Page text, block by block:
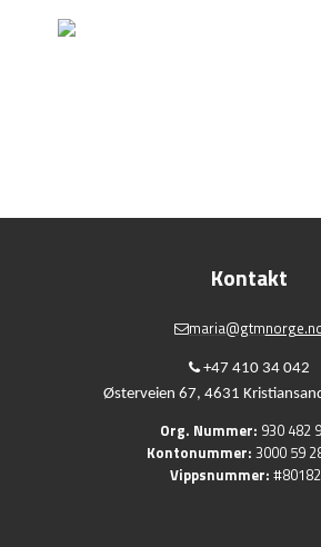
Kontakt
maria@gtm
+47 410 34 042
Østerveien 67, 4631
Org. Nummer: 930 482
Kontonummer: 3000 59
Vippsnummer: